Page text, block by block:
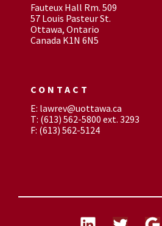
Fauteux Hall Rm. 509
57 Louis Pasteur St.
Ottawa, Ontario
Canada K1N 6N5
CONTACT
E: lawrev@uottawa.ca
T: (613) 562-5800 ext. 3293
F: (613) 562-5124